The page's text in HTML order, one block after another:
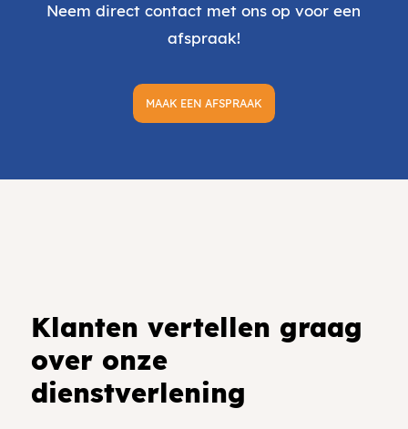
Neem direct contact met ons op voor een
afspraak!
MAAK EEN AFSPRAAK
Klanten vertellen graag
over onze
dienstverlening